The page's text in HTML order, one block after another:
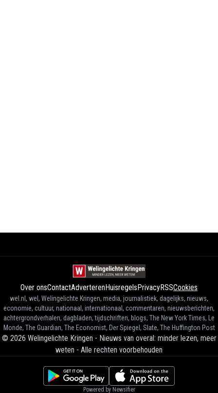
Over onsContactAdverterenHuisregelsPrivacyRSSCookies
wel.nl, wel, Welingelichte Kringen, media, journalistiek, dagelijks, nieuws,
economie, cultuur, nationaal, internationaal, commentaren, nieuwsberichten,
achtergrondverhalen, dagbladen, tijdschriften, blogs, The New York Times, Le
Monde, The Guardian, The Economist, Der Spiegel, Slate, The Huffington Post
© 2026 Welingelichte Kringen - Nieuws van overal: minder lezen, meer
weten - Alle rechten voorbehouden
Powered by Newsifier